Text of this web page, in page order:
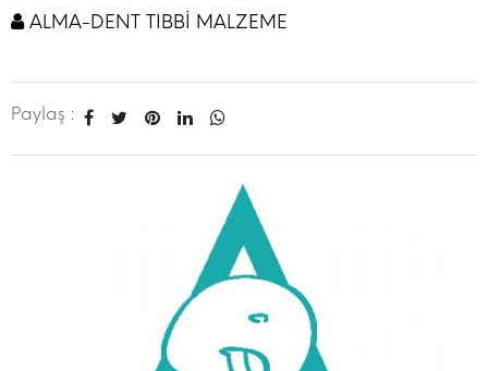
ALMA-DENT TIBBİ MALZEME
Paylaş :